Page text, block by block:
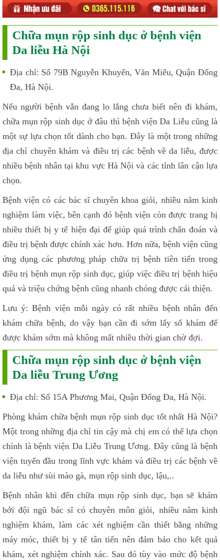
Chữa mụn rộp sinh dục ở bệnh viện
Da liễu Hà Nội
Địa chỉ: Số 79B Nguyễn Khuyến, Văn Miếu, Quận Đống
Đa, Hà Nội.
Nếu người bệnh vẫn đang lo lắng chưa biết nên đi khám,
chữa mụn rộp sinh dục ở đâu thì bệnh viện Da Liễu cũng là
một sự lựa chọn tốt dành cho bạn. Đây là một trong những
địa chỉ chuyên khám và điều trị các bệnh về da liễu, được
nhiều bệnh nhân tại khu vực Hà Nội và các tỉnh lân cận lựa
chọn.
Bệnh viện có các bác sĩ chuyên khoa giỏi, nhiều năm kinh
nghiệm làm việc, bên cạnh đó bệnh viện còn được trang bị
nhiều thiết bị y tế hiện đại để giúp quá trình chẩn đoán và
điều trị bệnh được chính xác hơn. Hơn nữa, bệnh viện cũng
ứng dụng các phương pháp chữa trị bệnh tiên tiến trong
điều trị bệnh mụn rộp sinh dục, giúp việc điều trị bệnh hiệu
quả và triệu chứng bệnh cũng nhanh chóng được cải thiện.
Lưu ý: Bệnh viện mỗi ngày có rất nhiều bệnh nhân đến
khám chữa bệnh, do vậy bạn cần đi sớm lấy số khám để
được khám sớm mà không mất nhiều thời gian chờ đợi.
Chữa mụn rộp sinh dục ở bệnh viện
Da liễu Trung Ương
Địa chỉ: Số 15A Phương Mai, Quận Đống Đa, Hà Nội.
Phòng khám chữa bệnh mụn rộp sinh dục tốt nhất Hà Nội?
Một trong những địa chỉ tin cậy mà chị em có thể lựa chọn
chính là bệnh viện Da Liễu Trung Ương. Đây cũng là bệnh
viện tuyến đầu trong lĩnh vực khám và điều trị các bệnh về
da liễu như sùi mào gà, mụn rộp sinh dục, lậu,..
Bệnh nhân khi đến chữa mụn rộp sinh dục, bạn sẽ khám
bởi đội ngũ bác sĩ có chuyên môn giỏi, nhiều năm kinh
nghiệm khám, làm các xét nghiệm cần thiết bằng những
máy móc, thiết bị y tế tân tiến nên đảm bảo cho kết quả
khám, xét nghiệm chính xác. Sau đó tùy vào mức độ bệnh